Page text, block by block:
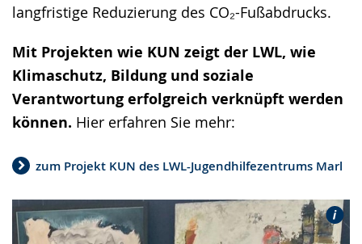
langfristige Reduzierung des CO₂-Fußabdrucks.
Mit Projekten wie KUN zeigt der LWL, wie
Klimaschutz, Bildung und soziale
Verantwortung erfolgreich verknüpft werden
können. Hier erfahren Sie mehr:
zum Projekt KUN des LWL-Jugendhilfezentrums Marl